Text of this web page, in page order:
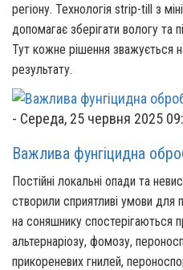
регіону. Технологія strip-till з
допомагає зберігати вологу та
Тут кожне рішення зважується
результату.
- Середа, 25 червня 2025
Важлива фунгіцидна
Постійні локальні опади та
створили сприятливі умови для
на соняшнику спостерігаються
альтернаріозу, фомозу,
прикореневих гнилей,